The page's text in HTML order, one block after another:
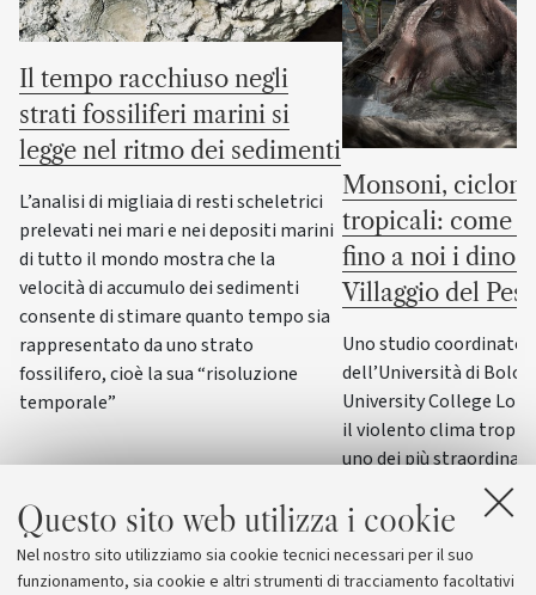
Questo sito web utilizza i cookie
Nel nostro sito utilizziamo sia cookie tecnici necessari per il suo
funzionamento, sia cookie e altri strumenti di tracciamento facoltativi
Il tempo racchiuso negli
strati fossiliferi marini si
legge nel ritmo dei sedimenti
L’analisi di migliaia di resti scheletrici
prelevati nei mari e nei depositi marini
di tutto il mondo mostra che la
velocità di accumulo dei sedimenti
consente di stimare quanto tempo sia
rappresentato da uno strato
fossilifero, cioè la sua “risoluzione
temporale”
Monsoni, cicloni
tropicali: come
fino a noi i
Villaggio del
Uno studio coordinato
dell’Università di
University College
il violento clima
uno dei più
del Cretaceo,
Trieste: lo stesso
collega i gas serra a
meteorologici estremi